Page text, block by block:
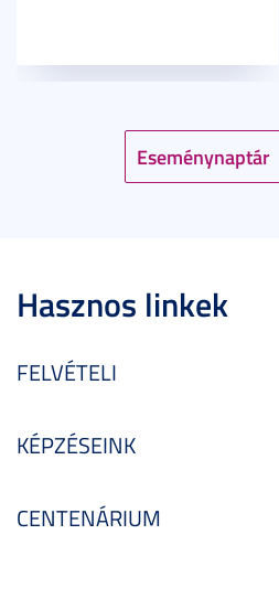
Eseménynaptár
Hasznos linkek
FELVÉTELI
KÉPZÉSEINK
CENTENÁRIUM